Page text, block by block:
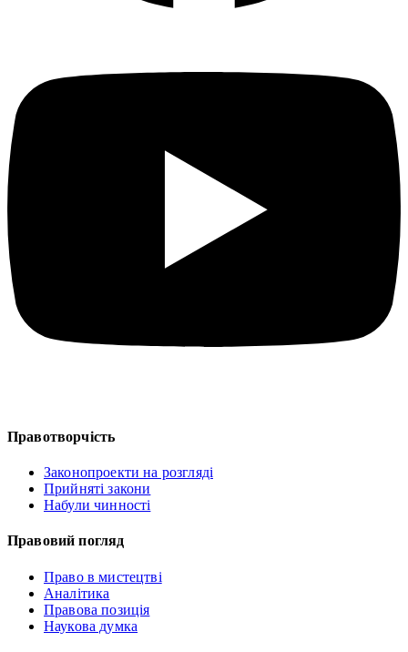
Правотворчість
Законопроекти на розгляді
Прийняті закони
Набули чинності
Правовий погляд
Право в мистецтві
Аналітика
Правова позиція
Наукова думка